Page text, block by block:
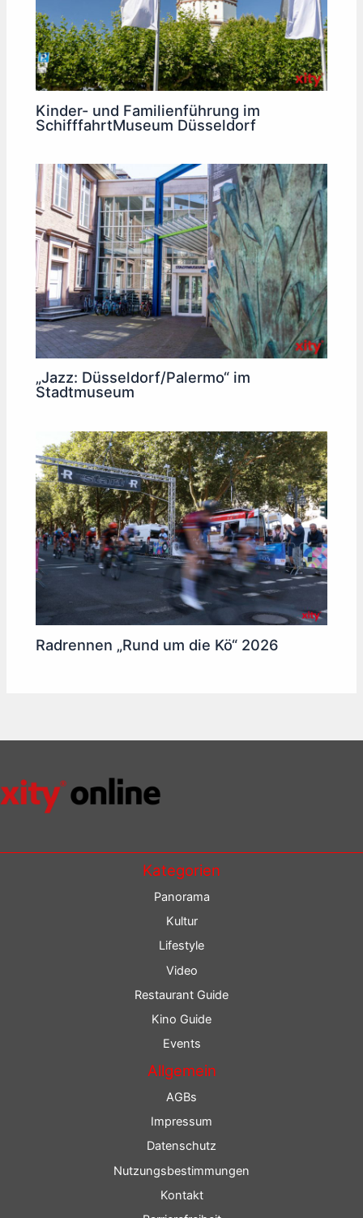
Kinder- und Familienführung im
SchifffahrtMuseum Düsseldorf
„Jazz: Düsseldorf/Palermo“ im
Stadtmuseum
Radrennen „Rund um die Kö“ 2026
Kategorien
Panorama
Kultur
Lifestyle
Video
Restaurant Guide
Kino Guide
Events
Allgemein
AGBs
Impressum
Datenschutz
Nutzungsbestimmungen
Kontakt